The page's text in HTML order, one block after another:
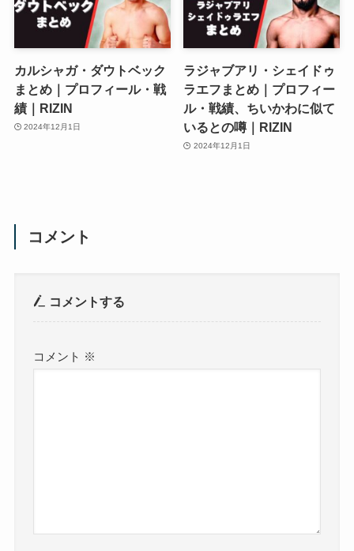
カルシャガ・ダウトベック
まとめ｜プロフィール・戦
績｜RIZIN
2024年12月1日
ラジャブアリ・シェイドゥ
ラエフまとめ｜プロフィー
ル・戦績、ちいかわに似て
いるとの噂｜RIZIN
2024年12月1日
コメント
コメントする
コメント ※